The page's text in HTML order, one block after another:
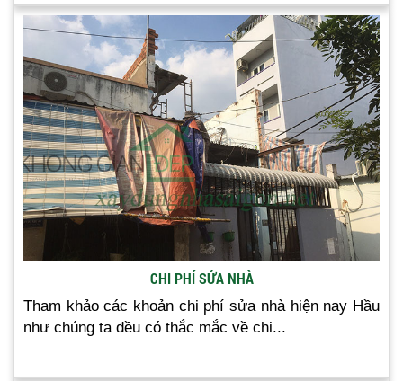
CHI PHÍ SỬA NHÀ
Tham khảo các khoản chi phí sửa nhà hiện nay Hầu
như chúng ta đều có thắc mắc về chi...